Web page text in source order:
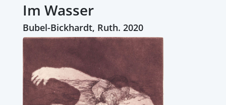
Im Wasser
Bubel-Bickhardt, Ruth. 2020